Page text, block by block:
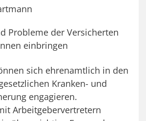
Probleme der Versicherten
einbringen
sich ehrenamtlich in den
Kranken- und
engagieren.
Arbeitgebervertretern